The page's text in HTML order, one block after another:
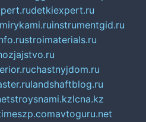
detkiexpert.ru
instrumentgid.ru
stroimaterials.ru
chastnyjdom.ru
landshaftblog.ru
stroysnami.kzlcna.kz
avtoguru.net